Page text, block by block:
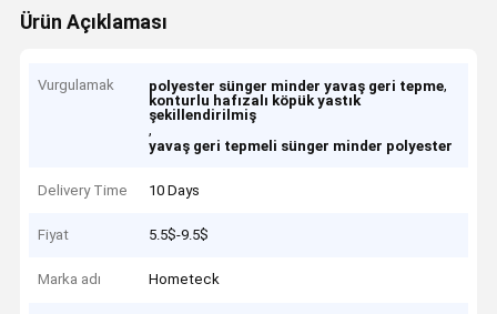
Ürün Açıklaması
Vurgulamak polyester sünger minder yavaş geri tepme,
konturlu hafızalı köpük yastık
şekillendirilmiş
,
yavaş geri tepmeli sünger minder polyester
Delivery Time 10 Days
Fiyat 5.5$-9.5$
Marka adı Hometeck